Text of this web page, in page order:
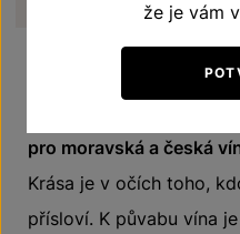
pro moravská a česká
Krása je v očích toho,
přísloví. K půvabu vína
že je vám